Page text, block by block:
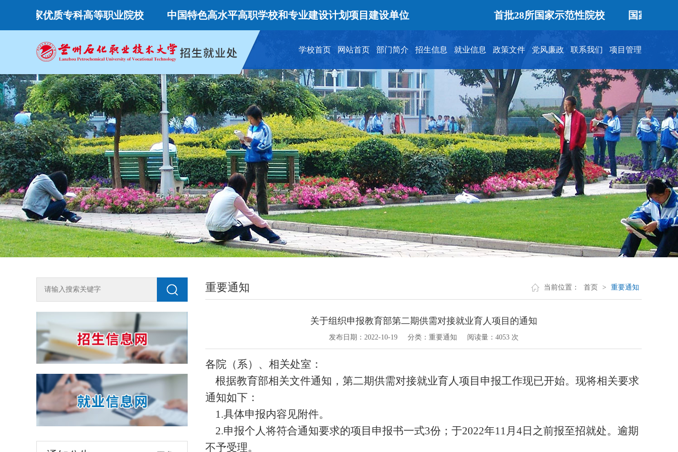
国家优质专科高等职业院校 中国特色高水平高职学校和专业建设计划项目建设单位 首批28所国家示范性院校 国家优质专
学校首页 网站首页 部门简介 招生信息 就业信息 政策文件 党风廉政 联系我们 项目管理
2018年单独测试招生咨询方式
为全面了解我校2018年单独测试招生工
作，尽快知晓单招动态，欢迎广大考生按
生源地申请加入兰州石化职业技术学院单
独招生QQ咨询群，或关注石化招生就业微
信公众号shzsjy。 石化单招（陇南天水）
QQ群：194508493石化单招（平凉庆阳）
2018-03-10
关于开展宏志助航计划线上课程建设课题申报工作的通知
重要通知 当前位置： 首页 > 重要通知
关于组织申报教育部第二期供需对接就业育人项目的通知
发布日期： 2022-10-19 分类： 重要通知 阅读量： 4053 次
各院（系）、相关处室：
根据教育部相关文件通知， 第二期供需对接就业育人项目申报工作现已开始。现将相关要求
通知如下：
1.具体申报内容见附件。
2.申报个人将符合通知要求的项目申报书一式3份；于2022年11月4日之前报至招就处。逾期
不予受理。